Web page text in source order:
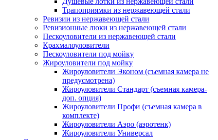
Трапоприямки из нержавеющей стали
Ревизии из нержавеющей стали
Ревизионные люки из нержавеющей стали
Пескоуловители из нержавеющей стали
Крахмалоуловители
Пескоуловители под мойку
Жироуловители под мойку
Жироуловители Эконом (съемная камера не
предусмотрена)
Жироуловители Стандарт (съемная камера-
доп. опция)
Жироуловители Профи (съемная камера в
комплекте)
Жироуловители Аэро (аэротенк)
Жироуловители Универсал